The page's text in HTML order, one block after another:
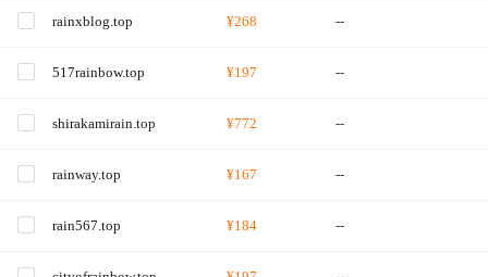
rainxblog.top ¥268 --
517rainbow.top ¥197 --
shirakamirain.top ¥772 --
rainway.top ¥167 --
rain567.top ¥184 --